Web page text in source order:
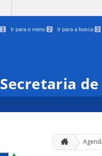
1 Ir para o menu 2 Ir para a busca 3
Secretaria